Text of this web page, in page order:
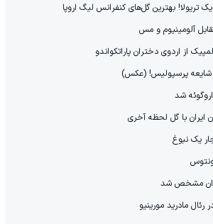
تریولا! بهترین گل‌های کنفرانس لیگ اروپا
آلومینیوم و مس
از اردوی دختران پاراتکواندو
شایعه پرسپولیس! (عکس)
شد
ایران با گل لحظه آخری
یک نبوغ
مشخص شد